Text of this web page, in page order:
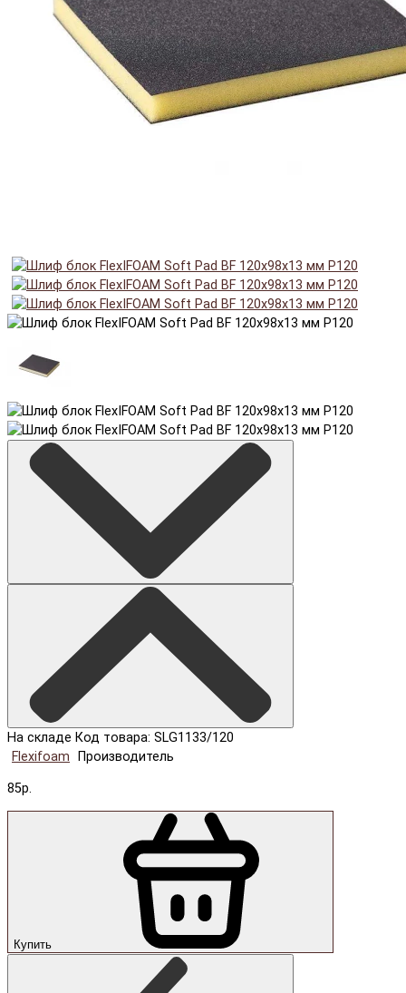
На складе Код товара: SLG1133/120
Flexifoam
Производитель
85р.
Купить